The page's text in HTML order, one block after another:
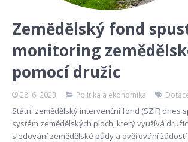
Zemědělský fond
monitoring
pomocí družic
28. 6. 2023 Politika a ekonomika
Státní zemědělský intervenční fond (SZIF) dnes
systém zemědělských ploch, který využívá
sledování zemědělské půdy a ověřování